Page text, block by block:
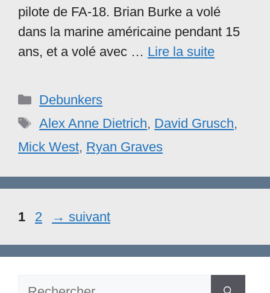
pilote de FA-18. Brian Burke a volé
dans la marine américaine pendant 15
ans, et a volé avec … Lire la suite
Catégories
Debunkers
Étiquettes
Alex Anne Dietrich, David Grusch,
Mick West, Ryan Graves
Page
1 Page
2 → suivant
Rechercher :